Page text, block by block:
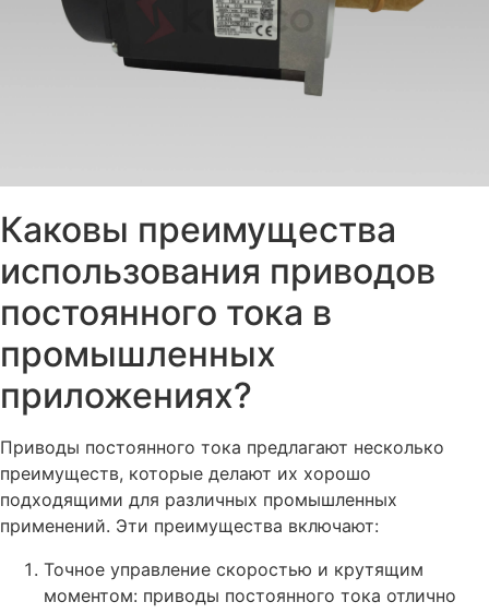
Каковы преимущества
использования приводов
постоянного тока в
промышленных
приложениях?
Приводы постоянного тока предлагают несколько
преимуществ, которые делают их хорошо
подходящими для различных промышленных
применений. Эти преимущества включают:
Точное управление скоростью и крутящим
моментом: приводы постоянного тока отлично